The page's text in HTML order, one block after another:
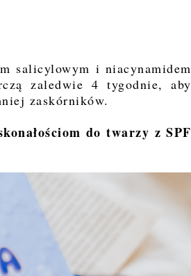
salicylowym i niacynamidem
zaledwie 4 tygodnie, aby
zaskórników.
do twarzy z SPF